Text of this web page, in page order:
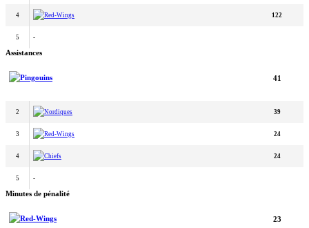
4 Red-Wings 122
5 -
Assistances
Pingouins 41
2 Nordiques 39
3 Red-Wings 24
4 Chiefs 24
5 -
Minutes de pénalité
Red-Wings 23